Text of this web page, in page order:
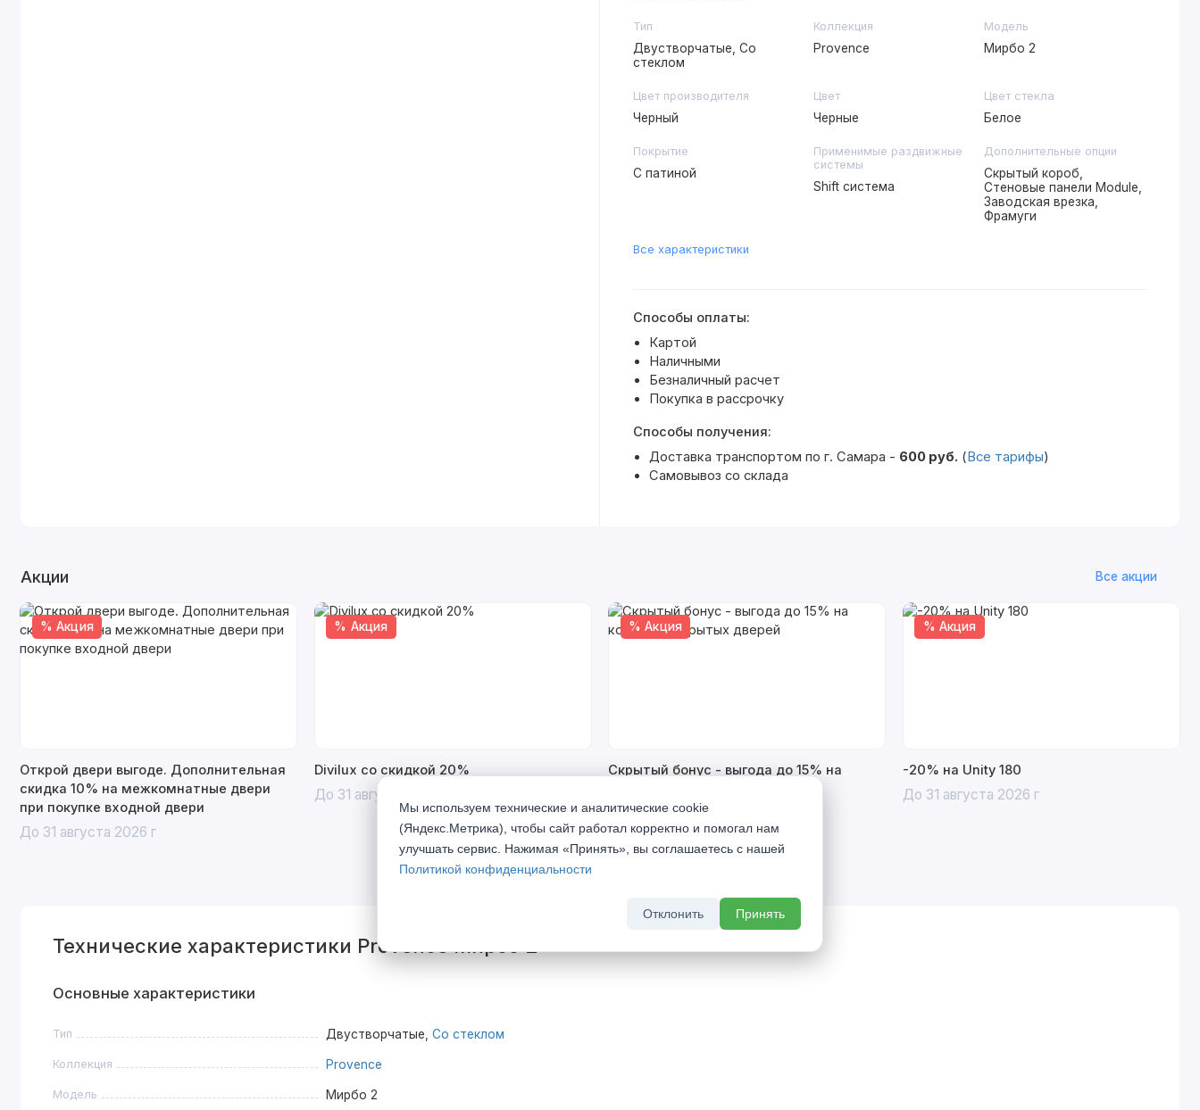
Тип
Двустворчатые, Со
стеклом
Коллекция
Provence
Модель
Мирбо 2
Цвет производителя
Черный
Цвет
Черные
Цвет стекла
Белое
Покрытие
С патиной
Применимые раздвижные
системы
Shift система
Дополнительные опции
Скрытый короб,
Стеновые панели Module,
Заводская врезка,
Фрамуги
Все характеристики
Способы оплаты:
Картой
Наличными
Безналичный расчет
Покупка в рассрочку
Способы получения:
Доставка транспортом по г. Самара - 600 руб. ( Все тарифы)
Самовывоз со склада
Акции Все акции
% Акция
Открой двери выгоде. Дополнительная
скидка 10% на межкомнатные двери
при покупке входной двери
До 31 августа 2026 г
% Акция
Divilux со скидкой 20%
До 31 августа 2026 г
% Акция
Скрытый бонус - выгода до 15% на
До 31 августа 2026 г
% Акция
-20% на Unity 180
До 31 августа 2026 г
Технические характеристики Provence Мирбо 2
Основные характеристики
Тип Двустворчатые, Со стеклом
Коллекция Provence
Модель Мирбо 2
Мы используем технические и аналитические cookie
(Яндекс.Метрика), чтобы сайт работал корректно и помогал нам
улучшать сервис. Нажимая «Принять», вы соглашаетесь с нашей
Политикой конфиденциальности
Отклонить Принять